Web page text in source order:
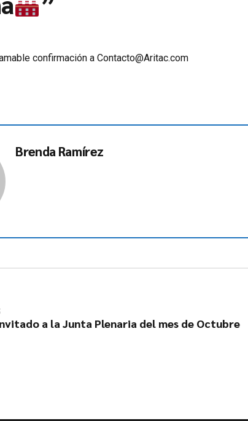
confirmación a Contacto@Aritac.com
Brenda Ramírez
a la Junta Plenaria del mes de Octubre